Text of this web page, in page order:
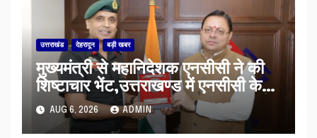
उत्तराखंड देहरादून बड़ी खबर
मुख्यमंत्री से महानिदेशक एनसीसी ने की
शिष्टाचार भेंट,उत्तराखण्ड में एनसीसी के
विस्तार एवं आधुनिक आधारभूत संरचना के
विकास पर हुई महत्वपूर्ण चर्चा
AUG 6, 2026 ADMIN